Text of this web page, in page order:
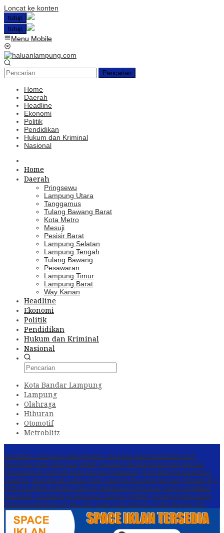
Loncat ke konten
tutup
tutup
Menu Mobile
Pencarian
Home
Daerah
Headline
Ekonomi
Politik
Pendidikan
Hukum dan Kriminal
Nasional
Home
Daerah
Pringsewu
Lampung Utara
Tanggamus
Tulang Bawang Barat
Kota Metro
Mesuji
Pesisir Barat
Lampung Selatan
Lampung Tengah
Tulang Bawang
Pesawaran
Lampung Timur
Lampung Barat
Way Kanan
Headline
Ekonomi
Politik
Pendidikan
Hukum dan Kriminal
Nasional
Kota Bandar Lampung
Lampung
Olahraga
Hiburan
Otomotif
Metroblitz
Perbakin Lampung Menghindar, Dugaan Komersialisasi Aset
Pemprov Kian MenguatAWPI Serukan Perdamaian dan Kecam
Provokasi di Tengah Ketegangan Nasional Triga Rakyat Guncang
Jakarta: Sengkarut Lahan SGC Jadi Pertaruhan Negara Oknum PT.
PNM ULAMM Tubaba Diduga Gelapkan Angsuran Serta Sertifikat
Nasabah Lambannya Respons Satgas ITERA, Korban Kekerasan
Seksual Dilarikan ke Rumah Sakit Usai Diduga Coba Bunuh Diri